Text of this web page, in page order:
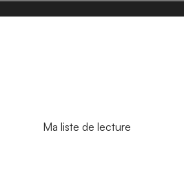
Ma liste de lecture